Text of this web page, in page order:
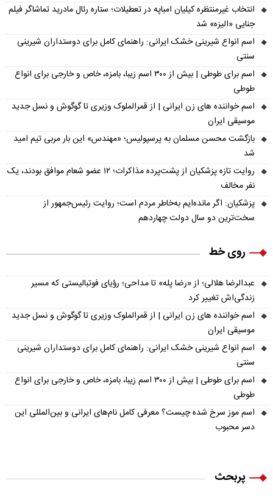
انتخاب غیرمنتظره کیلیان امباپه در تعطیلات؛ ستاره رئال مادرید تماشاگر فیلم
جنایی «الیزه» شد
اسم انواع شیرینی خشک ایرانی: راهنمای کامل برای دوستداران شیرینی
سنتی
اسم برای طوطی | بیش از ۳۰۰ اسم زیبا، بامزه، خاص و خارجی برای انواع
طوطی
اسم خواننده های زن ایرانی | از قمرالملوک وزیری تا گوگوش و نسل جدید
موسیقی ایران
بازگشت محسن مسلمان به پرسپولیس؛ «مهندس» این بار مربی تیم امید
شد
روایت تازه پزشکیان از پشت‌پرده مذاکرات؛ ۱۲ عضو شعام موافق بودند، یک
نفر مخالف
پزشکیان: اگر مانده‌ایم به‌خاطر مردم است؛ روایت رئیس‌جمهور از
سخت‌ترین دو سال دولت چهاردهم
روی خط
عبدالرضا هلالی؛ از «رضا پله» تا مداحی؛ رؤیای فوتبالیستی که مسیر
زندگی‌اش تغییر کرد
اسم خواننده های زن ایرانی | از قمرالملوک وزیری تا گوگوش و نسل جدید
موسیقی ایران
اسم انواع شیرینی خشک ایرانی: راهنمای کامل برای دوستداران شیرینی
سنتی
اسم برای طوطی | بیش از ۳۰۰ اسم زیبا، بامزه، خاص و خارجی برای انواع
طوطی
اسم موز سرخ شده چیست؟ معرفی کامل نام‌های ایرانی و بین‌المللی این
دسر محبوب
پربحث